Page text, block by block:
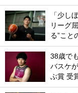
「少し
リーグ
る”こと
38歳で
バスケ
ぶ賞 受